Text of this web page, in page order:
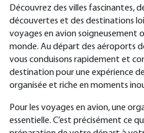
Découvrez des villes fascinantes,
découvertes et des destinations
voyages en avion soigneusement
monde. Au départ des aéroports
vous conduisons rapidement et
destination pour une expérience
organisée et riche en moments
Pour les voyages en avion, une
essentielle. C’est précisément ce